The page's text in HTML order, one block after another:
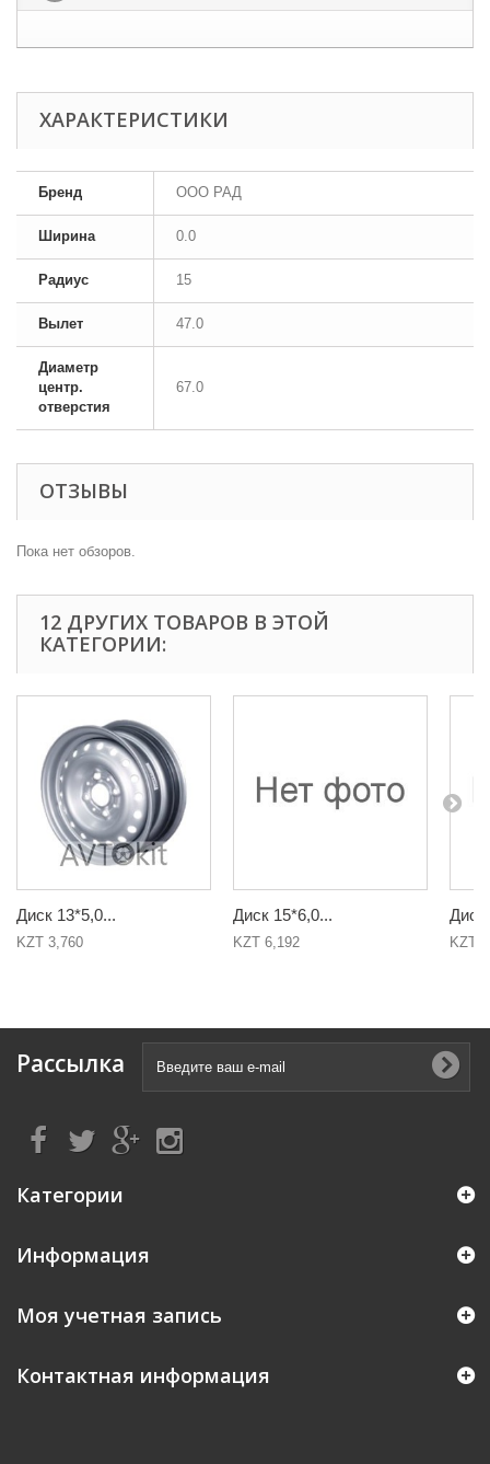
ХАРАКТЕРИСТИКИ
Бренд ООО РАД
Ширина 0.0
Радиус 15
Вылет 47.0
Диаметр
центр.
отверстия
67.0
ОТЗЫВЫ
Пока нет обзоров.
12 ДРУГИХ ТОВАРОВ В ЭТОЙ
КАТЕГОРИИ:
Диск 13*5,0...
KZT 3,760
Диск 15*6,0...
KZT 6,192
Диск
KZT
Рассылка
Категории
Информация
Моя учетная запись
Контактная информация